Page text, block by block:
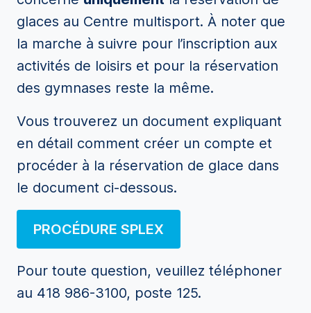
glaces au Centre multisport. À noter que
la marche à suivre pour l’inscription aux
activités de loisirs et pour la réservation
des gymnases reste la même.
Vous trouverez un document expliquant
en détail comment créer un compte et
procéder à la réservation de glace dans
le document ci-dessous.
PROCÉDURE SPLEX
Pour toute question, veuillez téléphoner
au 418 986-3100, poste 125.